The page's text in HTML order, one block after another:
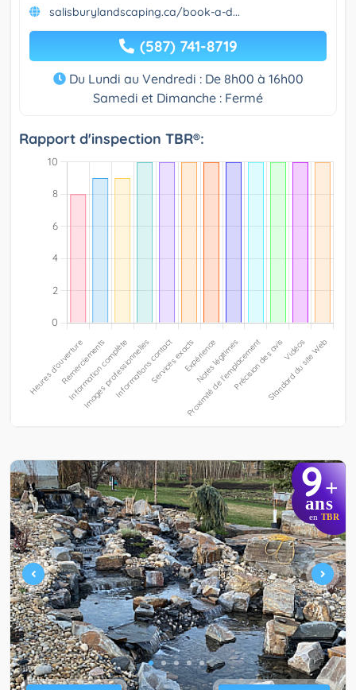
salisburylandscaping.ca/book-a-d...
(587) 741-8719
Du Lundi au Vendredi : De 8h00 à 16h00
Samedi et Dimanche : Fermé
Rapport d'inspection TBR®:
9+
ans
en TBR